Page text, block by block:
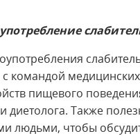
с командой
пищевого
диетолога. Также
людьми, чтобы